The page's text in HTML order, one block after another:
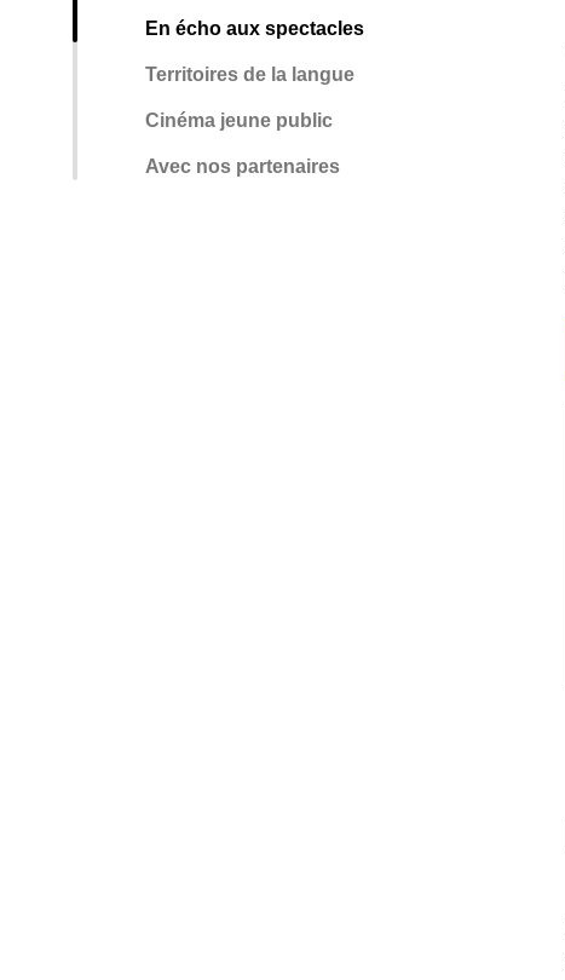
En écho aux spectacles
Territoires de la langue
Cinéma jeune public
Avec nos partenaires